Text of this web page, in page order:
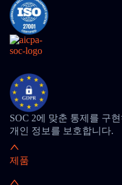
SOC 2에 맞춘 통제를 구
개인 정보를 보호합니다.
제품